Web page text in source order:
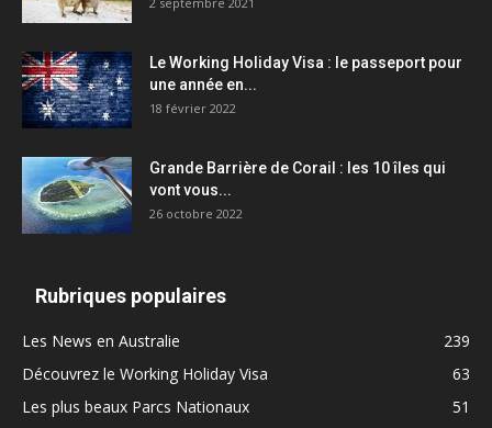
Le Working Holiday Visa : le passeport pour
une année en...
18 février 2022
Grande Barrière de Corail : les 10 îles qui
vont vous...
26 octobre 2022
Rubriques populaires
Les News en Australie
239
Découvrez le Working Holiday Visa
63
Les plus beaux Parcs Nationaux
51